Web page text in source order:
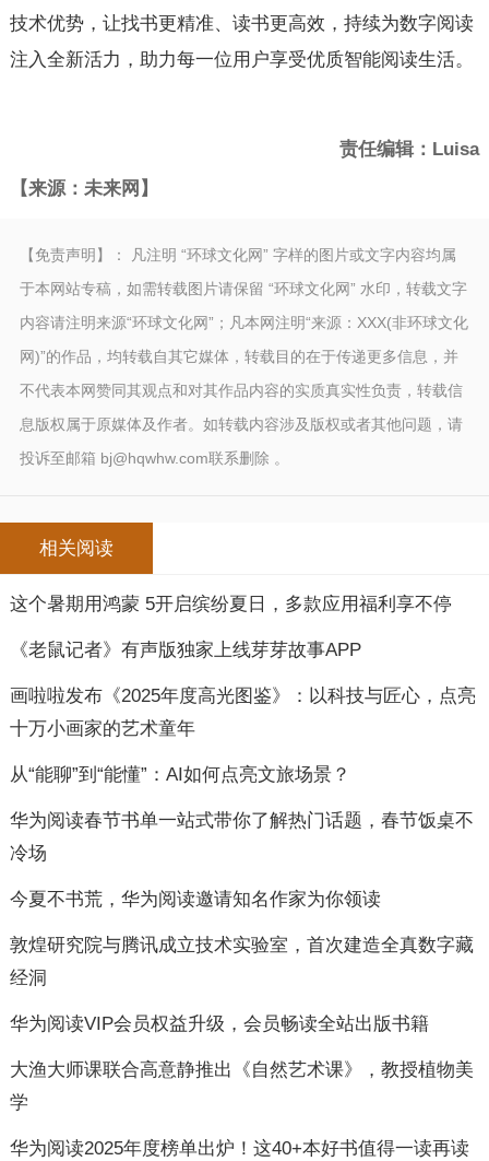
技术优势，让找书更精准、读书更高效，持续为数字阅读
注入全新活力，助力每一位用户享受优质智能阅读生活。
责任编辑：Luisa
【来源：未来网】
【免责声明】： 凡注明 “环球文化网” 字样的图片或文字内容均属
于本网站专稿，如需转载图片请保留 “环球文化网” 水印，转载文字
内容请注明来源“环球文化网”；凡本网注明“来源：XXX(非环球文化
网)”的作品，均转载自其它媒体，转载目的在于传递更多信息，并
不代表本网赞同其观点和对其作品内容的实质真实性负责，转载信
息版权属于原媒体及作者。如转载内容涉及版权或者其他问题，请
投诉至邮箱 bj@hqwhw.com联系删除 。
相关阅读
这个暑期用鸿蒙 5开启缤纷夏日，多款应用福利享不停
《老鼠记者》有声版独家上线芽芽故事APP
画啦啦发布《2025年度高光图鉴》：以科技与匠心，点亮
十万小画家的艺术童年
从“能聊”到“能懂”：AI如何点亮文旅场景？
华为阅读春节书单一站式带你了解热门话题，春节饭桌不
冷场
今夏不书荒，华为阅读邀请知名作家为你领读
敦煌研究院与腾讯成立技术实验室，首次建造全真数字藏
经洞
华为阅读VIP会员权益升级，会员畅读全站出版书籍
大渔大师课联合高意静推出《自然艺术课》，教授植物美
学
华为阅读2025年度榜单出炉！这40+本好书值得一读再读